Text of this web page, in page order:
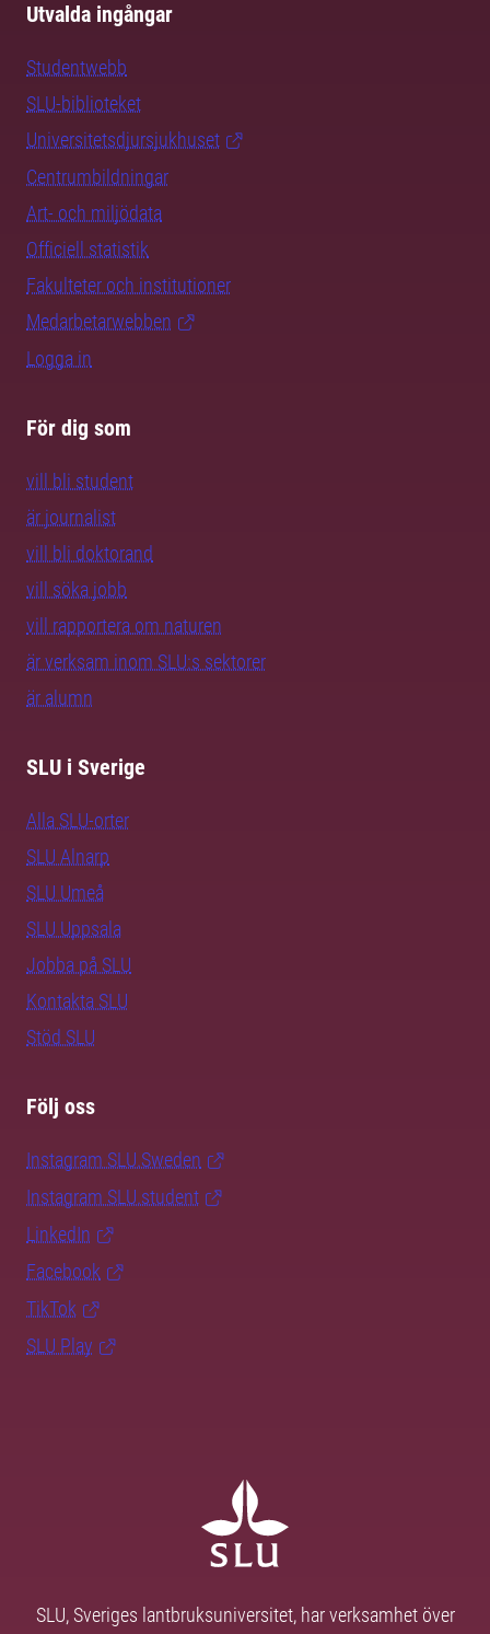
Utvalda ingångar
Studentwebb
SLU-biblioteket
Universitetsdjursjukhuset
Centrumbildningar
Art- och miljödata
Officiell statistik
Fakulteter och institutioner
Medarbetarwebben
Logga in
För dig som
vill bli student
är journalist
vill bli doktorand
vill söka jobb
vill rapportera om naturen
är verksam inom SLU:s sektorer
är alumn
SLU i Sverige
Alla SLU-orter
SLU Alnarp
SLU Umeå
SLU Uppsala
Jobba på SLU
Kontakta SLU
Stöd SLU
Följ oss
Instagram SLU.Sweden
Instagram SLU.student
LinkedIn
Facebook
TikTok
SLU Play
SLU, Sveriges lantbruksuniversitet, har verksamhet över